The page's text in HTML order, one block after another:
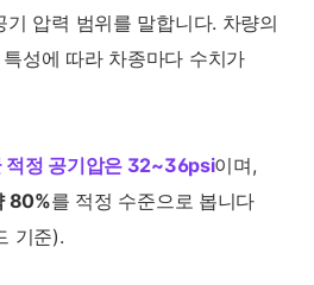
압력 범위를 말합니다. 차량의
성에 따라 차종마다 수치가
적정 공기압은 32~36psi이며,
80%를 적정 수준으로 봅니다
기준).